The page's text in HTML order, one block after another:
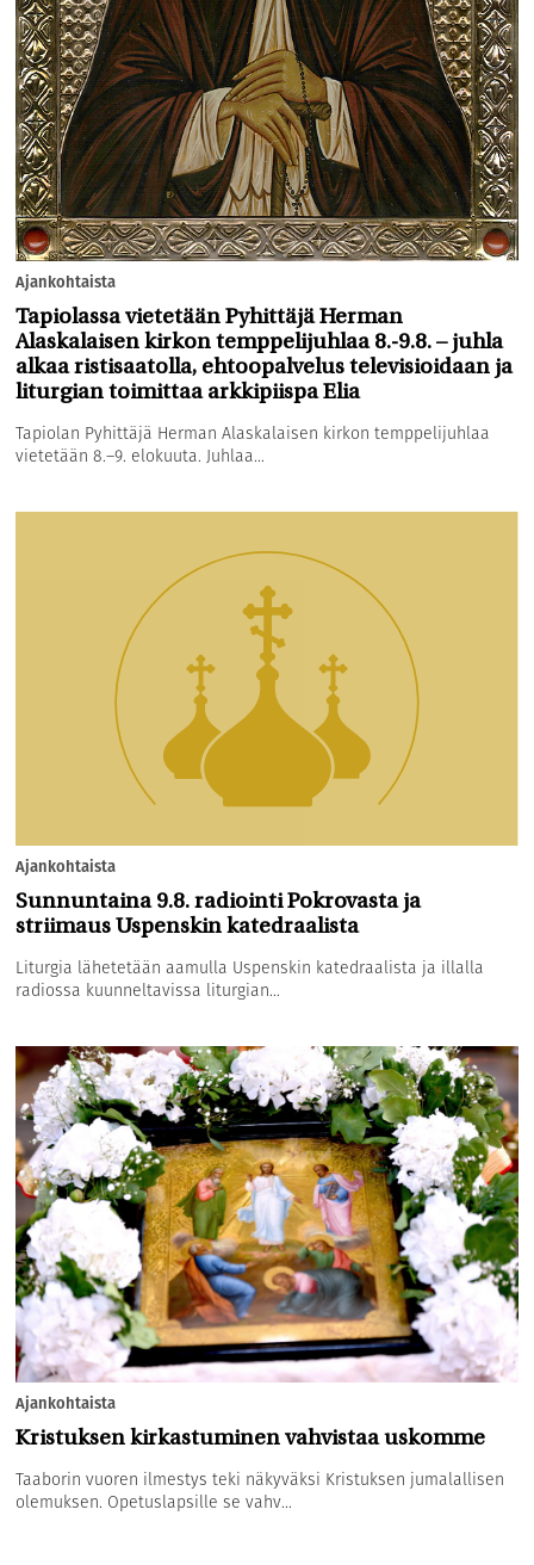
Ajankohtaista
Tapiolassa vietetään Pyhittäjä Herman
Alaskalaisen kirkon temppelijuhlaa 8.-9.8. – juhla
alkaa ristisaatolla, ehtoopalvelus televisioidaan ja
liturgian toimittaa arkkipiispa Elia
Tapiolan Pyhittäjä Herman Alaskalaisen kirkon temppelijuhlaa
vietetään 8.–9. elokuuta. Juhlaa...
Ajankohtaista
Sunnuntaina 9.8. radiointi Pokrovasta ja
striimaus Uspenskin katedraalista
Liturgia lähetetään aamulla Uspenskin katedraalista ja illalla
radiossa kuunneltavissa liturgian...
Ajankohtaista
Kristuksen kirkastuminen vahvistaa uskomme
Taaborin vuoren ilmestys teki näkyväksi Kristuksen jumalallisen
olemuksen. Opetuslapsille se vahv...